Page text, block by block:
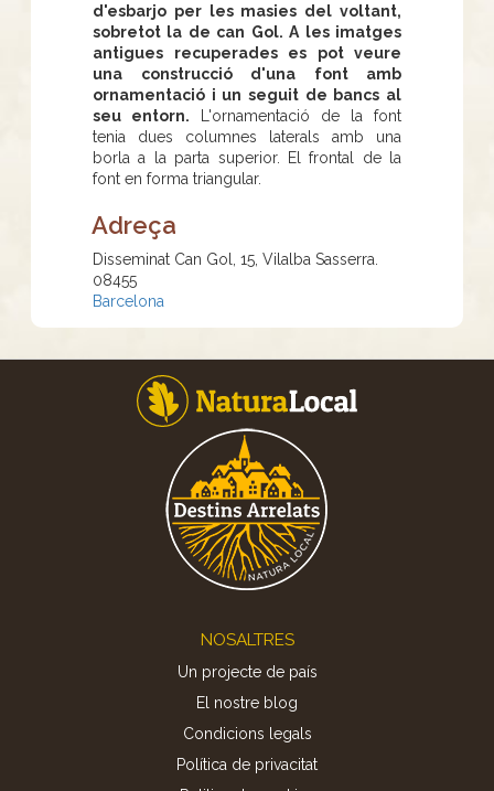
d'esbarjo per les masies del voltant,
sobretot la de can Gol. A les imatges
antigues recuperades es pot veure
una construcció d'una font amb
ornamentació i un seguit de bancs al
seu entorn. L'ornamentació de la font
tenia dues columnes laterals amb una
borla a la parta superior. El frontal de la
font en forma triangular.
Adreça
Disseminat Can Gol, 15, Vilalba Sasserra.
08455
Barcelona
NOSALTRES
Un projecte de país
El nostre blog
Condicions legals
Política de privacitat